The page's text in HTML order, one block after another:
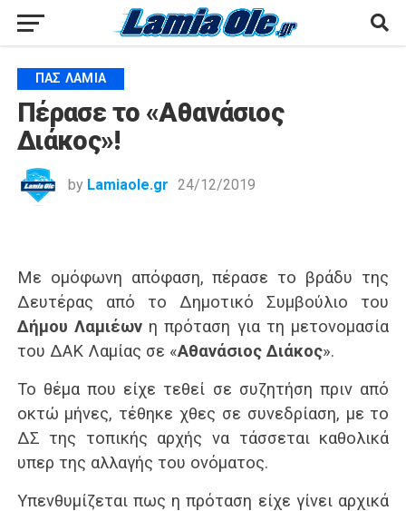
ΠΑΣ ΛΑΜΊΑ
Πέρασε το «Αθανάσιος
Διάκος»!
by Lamiaole.gr 24/12/2019
Με ομόφωνη απόφαση, πέρασε το βράδυ της
Δευτέρας από το Δημοτικό Συμβούλιο του
Δήμου Λαμιέωνη πρόταση για τη μετονομασία
του ΔΑΚ Λαμίας σε «Αθανάσιος Διάκος».
Το θέμα που είχε τεθεί σε συζητήση πριν από
οκτώ μήνες, τέθηκε χθες σε συνεδρίαση, με το
ΔΣ της τοπικής αρχής να τάσσεται καθολικά
υπερ της αλλαγής του ονόματος.
Υπενθυμίζεται πως η πρόταση είχε γίνει αρχικά